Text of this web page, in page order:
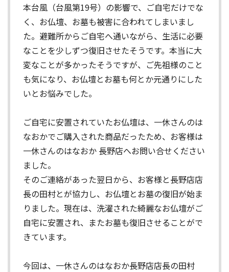
本台風（台風第19号）の影響で、ご自宅だけでな
く、お仏壇、お墓も被害に合われてしまいまし
た。避難所からご自宅へ通いながら、生活に必要
なことを少しずつ復旧させたそうです。本当に大
変なことが多かったそうですが、ご先祖様のこと
も気になり、お仏壇とお墓も何とか元通りにした
いとお悩みでした。
ご自宅に安置されていたお仏壇は、一休さんのは
なおかでご購入された商品だったため、お客様は
一休さんのはなおか 長野店へお問い合せください
ました。
そのご連絡があった翌日から、お客様と長野店店
長の田村とが協力し、お仏壇とお墓の復旧が始ま
りました。現在は、洗濯された綺麗なお仏壇がご
自宅に安置され、またお墓も復旧させることがで
きています。
今回は、一休さんのはなおか長野店店長の田村